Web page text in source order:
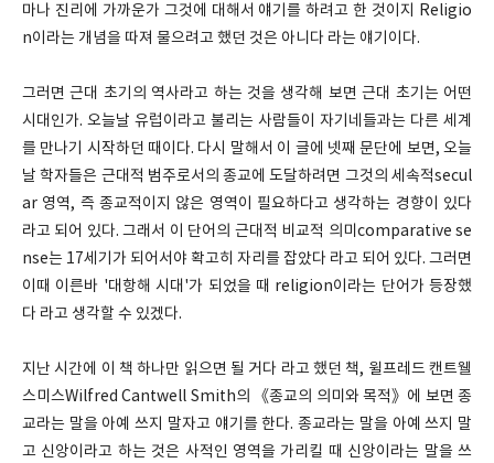
마나 진리에 가까운가 그것에 대해서 얘기를 하려고 한 것이지 Religio
n이라는 개념을 따져 물으려고 했던 것은 아니다 라는 얘기이다.
그러면 근대 초기의 역사라고 하는 것을 생각해 보면 근대 초기는 어떤
시대인가. 오늘날 유럽이라고 불리는 사람들이 자기네들과는 다른 세계
를 만나기 시작하던 때이다. 다시 말해서 이 글에 넷째 문단에 보면, 오늘
날 학자들은 근대적 범주로서의 종교에 도달하려면 그것의 세속적secul
ar 영역, 즉 종교적이지 않은 영역이 필요하다고 생각하는 경향이 있다
라고 되어 있다. 그래서 이 단어의 근대적 비교적 의미comparative se
nse는 17세기가 되어서야 확고히 자리를 잡았다 라고 되어 있다. 그러면
이때 이른바 '대항해 시대'가 되었을 때 religion이라는 단어가 등장했
다 라고 생각할 수 있겠다.
지난 시간에 이 책 하나만 읽으면 될 거다 라고 했던 책, 윌프레드 캔트웰
스미스Wilfred Cantwell Smith의 《종교의 의미와 목적》에 보면 종
교라는 말을 아예 쓰지 말자고 얘기를 한다. 종교라는 말을 아예 쓰지 말
고 신앙이라고 하는 것은 사적인 영역을 가리킬 때 신앙이라는 말을 쓰